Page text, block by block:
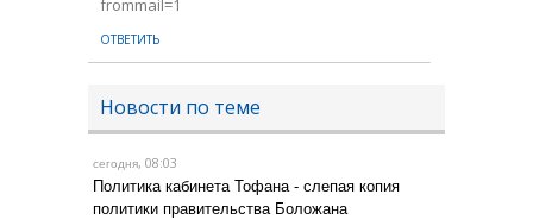
ОТВЕТИТЬ
Новости по теме
сегодня, 08:03
Политика кабинета Тофана - слепая копия
политики правительства Боложана